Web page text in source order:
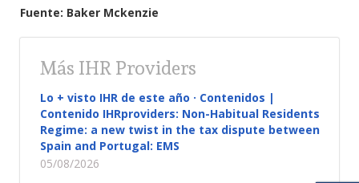
Fuente: Baker Mckenzie
Más IHR Providers
Lo + visto IHR de este año · Contenidos |
Contenido IHRproviders: Non-Habitual Residents
Regime: a new twist in the tax dispute between
Spain and Portugal: EMS
05/08/2026